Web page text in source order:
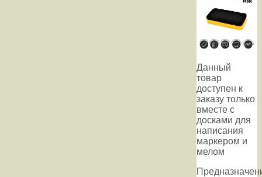
Данный
товар
доступен к
заказу только
вместе с
досками для
написания
маркером и
мелом